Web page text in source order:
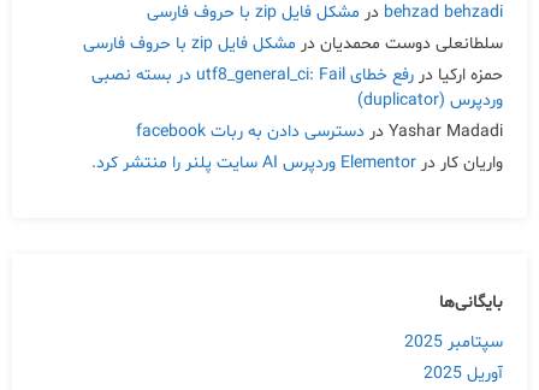
behzad behzadi در مشکل فایل zip با حروف فارسی
سلطانعلی دوست محمدیان در مشکل فایل zip با حروف فارسی
حمزه ارکیا در
رفع خطای utf8_general_ci: Fail در بسته نصبی
وردپرس (duplicator)
Yashar Madadi در دسترسی دادن به ربات facebook
واریان کار در Elementor وردپرس AI سایت پلنر را منتشر کرد.
بایگانی‌ها
سپتامبر 2025
آوریل 2025